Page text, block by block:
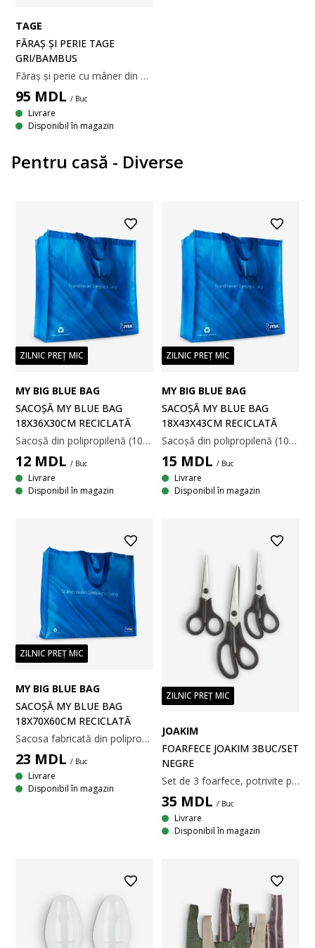
TAGE
FĂRAȘ ȘI PERIE TAGE
GRI/BAMBUS
Făraș și perie cu mâner din bambus. Fărașul gri este prevăzut cu o margine de cauciuc pentru o curățare eficientă. Peria se potrivește în făraș pentru o depozitare compactă și include o buclă de funie pentru agățare. l25 x L35 x H9 cm
95 MDL / Buc
Livrare
Disponibil în magazin
Pentru casă - Diverse
ZILNIC PREȚ MIC
MY BIG BLUE BAG
SACOȘĂ MY BLUE BAG
18X36X30CM RECICLATĂ
Sacoșă din polipropilenă (100% reciclată) albastru intens. Designul spațios este ideal pentru cumpărături zilnice. Susține până la 15 kg. Ușor de întreținut cu curățare doar pe suprafețe mici. 18x36x30 cm
12 MDL / Buc
Livrare
Disponibil în magazin
ZILNIC PREȚ MIC
MY BIG BLUE BAG
SACOȘĂ MY BLUE BAG
18X43X43CM RECICLATĂ
Sacoșă din polipropilenă (100% reciclată) de culoare albastru închis. Designul spațios este ideal pentru cumpărături, călătorii și treburi zilnice. Capacitate de încărcare de până la 20 kg. Ușor de întreținut. 18x43x43 cm
15 MDL / Buc
Livrare
Disponibil în magazin
ZILNIC PREȚ MIC
MY BIG BLUE BAG
SACOȘĂ MY BLUE BAG
18X70X60CM RECICLATĂ
Sacosa fabricată din polipropilenă (100% reciclată) într-o culoare albastră intensă. Designul spațios este ideal pentru cumpărături, călătorii și treburi zilnice. Poate susține până la 30 kg. Întreținere ușoară. 18x70x60 cm
23 MDL / Buc
Livrare
Disponibil în magazin
ZILNIC PREȚ MIC
JOAKIM
FOARFECE JOAKIM 3BUC/SET
NEGRE
Set de 3 foarfece, potrivite pentru sarcini casnice și de birou. 7/6/3 x 20/16/14 cm
35 MDL / Buc
Livrare
Disponibil în magazin